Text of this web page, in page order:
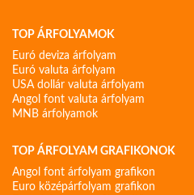
TOP ÁRFOLYAMOK
Euró deviza árfolyam
Euró valuta árfolyam
USA dollár valuta árfolyam
Angol font valuta árfolyam
MNB árfolyamok
TOP ÁRFOLYAM GRAFIKONOK
Angol font árfolyam grafikon
Euro középárfolyam grafikon